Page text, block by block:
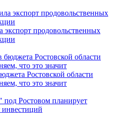
экспорт продовольственных
Ростовской области
что это значит